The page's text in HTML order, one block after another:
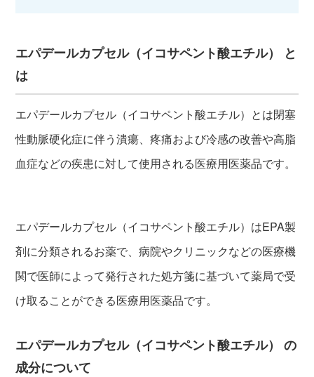
エパデールカプセル（イコサペント酸エチル） と
は
エパデールカプセル（イコサペント酸エチル）とは閉塞
性動脈硬化症に伴う潰瘍、疼痛および冷感の改善や高脂
血症などの疾患に対して使用される医療用医薬品です。
エパデールカプセル（イコサペント酸エチル）はEPA製
剤に分類されるお薬で、病院やクリニックなどの医療機
関で医師によって発行された処方箋に基づいて薬局で受
け取ることができる医療用医薬品です。
エパデールカプセル（イコサペント酸エチル） の
成分について